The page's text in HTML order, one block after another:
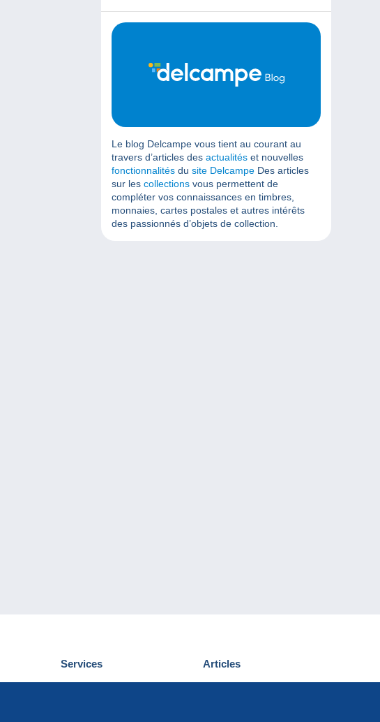
Le blog Delcampe vous tient au courant au
travers d’articles des actualités et nouvelles
fonctionnalités du site Delcampe Des articles
sur les collections vous permettent de
compléter vos connaissances en timbres,
monnaies, cartes postales et autres intérêts
des passionnés d’objets de collection.
Services
Découvrir Delcampe
Articles